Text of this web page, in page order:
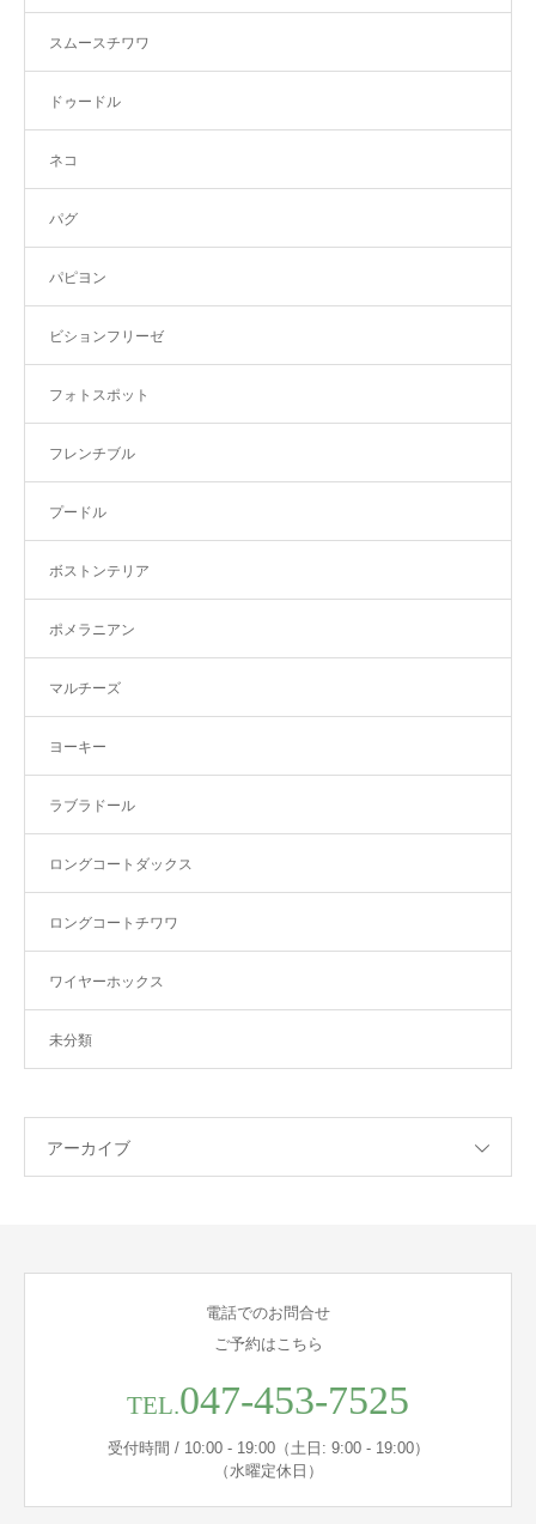
スムースチワワ
ドゥードル
ネコ
パグ
パピヨン
ビションフリーゼ
フォトスポット
フレンチブル
プードル
ボストンテリア
ポメラニアン
マルチーズ
ヨーキー
ラブラドール
ロングコートダックス
ロングコートチワワ
ワイヤーホックス
未分類
アーカイブ
電話でのお問合せ
ご予約はこちら
TEL.047-453-7525
受付時間 / 10:00 - 19:00（土日: 9:00 - 19:00）
（水曜定休日）